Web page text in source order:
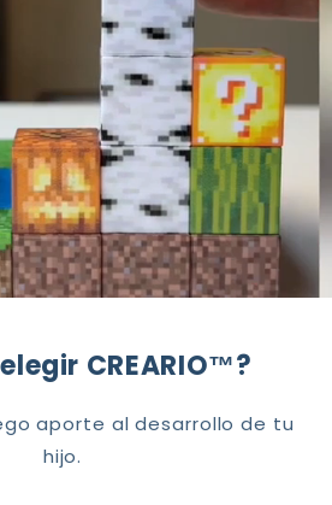
CREARIO™?
aporte al desarrollo de tu
hijo.